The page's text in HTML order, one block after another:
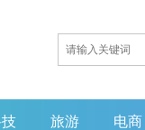
旅游 电商